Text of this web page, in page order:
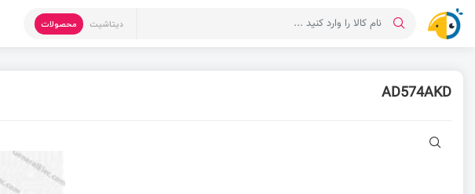
دیتاشیت محصولات
AD574AKD